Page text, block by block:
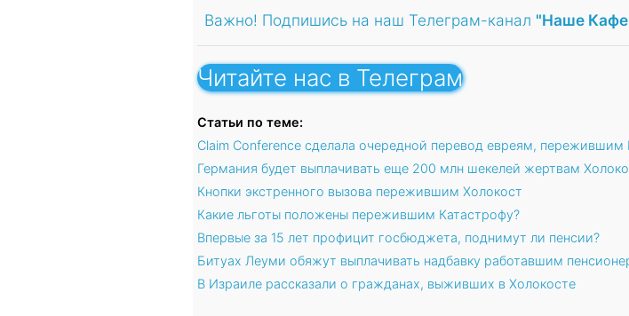
Важно! Подпишись на наш Телеграм-канал "Наше
Читайте нас в Телеграм
Статьи по теме:
Claim Conference сделала очередной перевод евреям, пережившим
Германия будет выплачивать еще 200 млн шекелей жертвам
Кнопки экстренного вызова пережившим Холокост
Какие льготы положены пережившим Катастрофу?
Впервые за 15 лет профицит госбюджета, поднимут ли пенсии?
Битуах Леуми обяжут выплачивать надбавку работавшим
В Израиле рассказали о гражданах, выживших в Холокосте